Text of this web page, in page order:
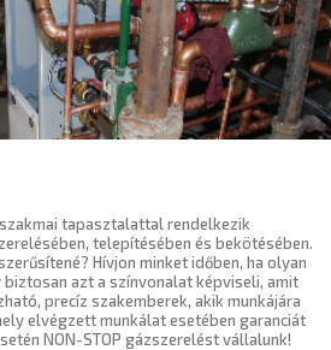
tapasztalattal rendelkezik
telepítésében és bekötésében.
Hívjon minket időben, ha olyan
azt a színvonalat képviseli, amit
precíz szakemberek, akik munkájára
elvégzett munkálat esetében garanciát
NON-STOP gázszerelést vállalunk!